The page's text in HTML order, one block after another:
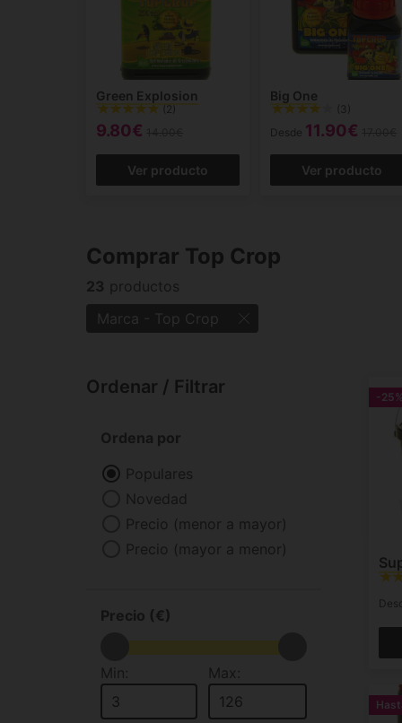
Green Explosion
(2)
9.80€
Ver producto
Big One
(3)
Desde 11.90€
Ver producto
Comprar Top Crop
23 productos
Marca - Top Crop
Ordenar / Filtrar
Ordena por
Populares
Novedad
Precio (menor a mayor)
Precio (mayor a menor)
Precio (€)
Min: Max:
-25%